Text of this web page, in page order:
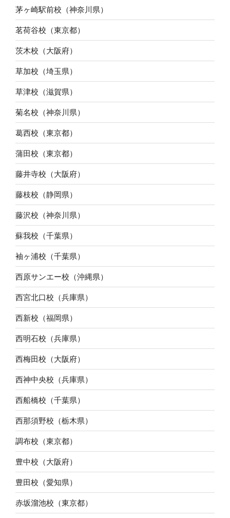
茅ヶ崎駅前校（神奈川県）
茗荷谷校（東京都）
茨木校（大阪府）
草加校（埼玉県）
草津校（滋賀県）
菊名校（神奈川県）
葛西校（東京都）
蒲田校（東京都）
藤井寺校（大阪府）
藤枝校（静岡県）
藤沢校（神奈川県）
蘇我校（千葉県）
袖ヶ浦校（千葉県）
西原サンエー校（沖縄県）
西宮北口校（兵庫県）
西新校（福岡県）
西明石校（兵庫県）
西梅田校（大阪府）
西神中央校（兵庫県）
西船橋校（千葉県）
西那須野校（栃木県）
調布校（東京都）
豊中校（大阪府）
豊田校（愛知県）
赤坂溜池校（東京都）